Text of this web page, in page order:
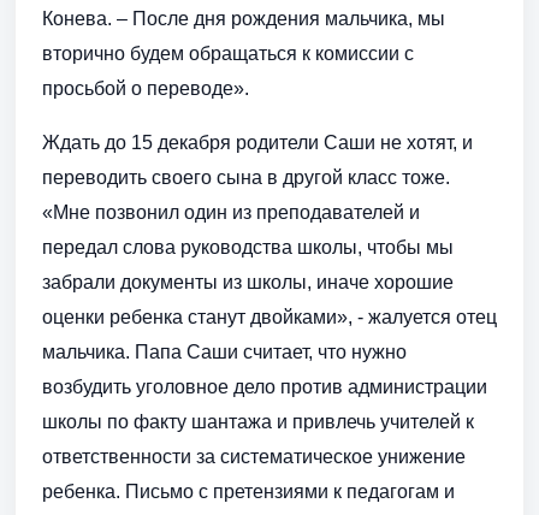
Конева. – После дня рождения мальчика, мы
вторично будем обращаться к комиссии с
просьбой о переводе».
Ждать до 15 декабря родители Саши не хотят, и
переводить своего сына в другой класс тоже.
«Мне позвонил один из преподавателей и
передал слова руководства школы, чтобы мы
забрали документы из школы, иначе хорошие
оценки ребенка станут двойками», - жалуется отец
мальчика. Папа Саши считает, что нужно
возбудить уголовное дело против администрации
школы по факту шантажа и привлечь учителей к
ответственности за систематическое унижение
ребенка. Письмо с претензиями к педагогам и